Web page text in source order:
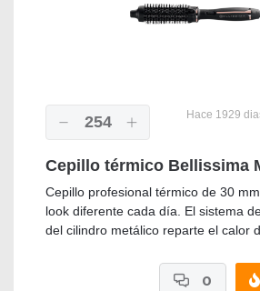
254 Hace 1929
Cepillo térmico Bellissima
Cepillo profesional térmico de 30
look diferente cada día. El sistema
del cilindro metálico reparte el calor
0